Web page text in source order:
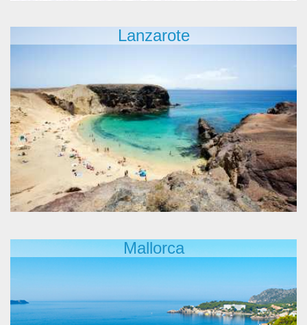
Lanzarote
Mallorca